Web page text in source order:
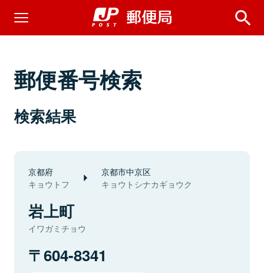
郵便番号検索
検索結果
京都府
キョウトフ
京都市中京区
キョウトシナカギョウク
岩上町
イワガミチョウ
604-8341